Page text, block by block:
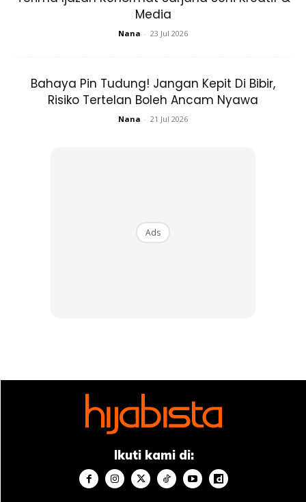
To Self-Reflect And Self-Reform. An
Opportunity For Us To Change For The
Better. Insha’Allah. Ramadan Kareem Dear
A Post Shared ByS Y A M I M F A R I D(@syamimfarid) On
Media
Nana - 23 Jul 2026
Bahaya Pin Tudung! Jangan Kepit Di Bibir,
Risiko Tertelan Boleh Ancam Nyawa
Nana - 21 Jul 2026
Ads
Ikuti kami di: